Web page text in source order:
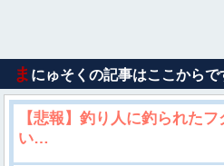
ま にゅそくの記事はここからで
【悲報】釣り人に釣られた
い…